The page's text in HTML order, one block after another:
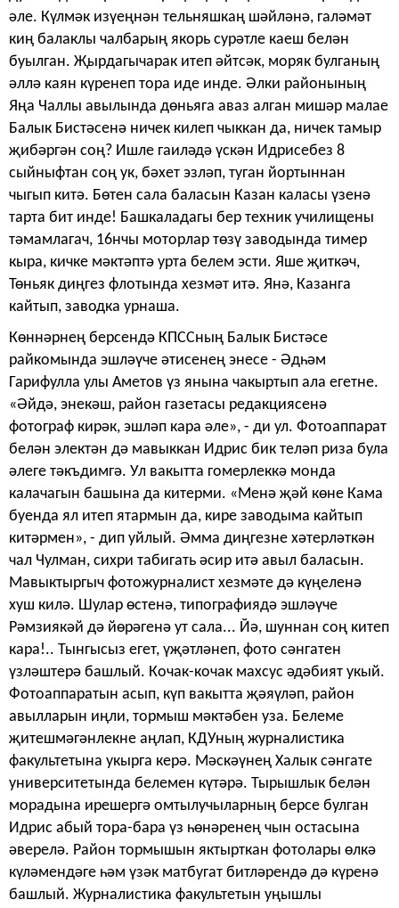
әле. Күлмәк изүеңнән тельняшкаң шәйләнә, галәмәт
киң балаклы чалбарың якорь сурәтле каеш белән
буылган. Җырдагычарак итеп әйтсәк, моряк булганың
әллә каян күренеп тора иде инде. Әлки районының
Яңа Чаллы авылында дөньяга аваз алган мишәр малае
Балык Бистәсенә ничек килеп чыккан да, ничек тамыр
җибәргән соң? Ишле гаиләдә үскән Идрисебез 8
сыйныфтан соң ук, бәхет эзләп, туган йортыннан
чыгып китә. Бөтен сала баласын Казан каласы үзенә
тарта бит инде! Башкаладагы бер техник училище­ны
тәмамлагач, 16нчы моторлар төзү заводында тимер
кыра, кич­ке мәктәптә урта белем эсти. Яше җиткәч,
Төньяк диңгез флотында хезмәт итә. Янә, Казанга
кайтып, заводка урнаша.
Көннәрнең берсендә КПССның Балык Бистәсе
райкомында эшләүче әтисенең энесе - Әдһәм
Гарифулла улы Аметов үз янына чакыртып ала егетне.
«Әйдә, энекәш, район газетасы редакциясенә
фотограф кирәк, эшләп кара әле», - ди ул. Фотоаппарат
белән электән дә мавыккан Идрис бик теләп риза була
әлеге тәкъдимгә. Ул вакытта гомерлеккә монда
калачагын башына да китерми. «Менә җәй көне Кама
буенда ял итеп ятармын да, кире заводыма кайтып
китәрмен», - дип уйлый. Әмма диңгезне хәтерләткән
чал Чулман, сихри табигать әсир итә авыл баласын.
Мавыктыргыч фотожурна­лист хезмәте дә күңеленә
хуш килә. Шулар өстенә, типографиядә эшләүче
Рәмзиякәй дә йөрәгенә ут сала... Йә, шуннан соң китеп
кара!.. Тынгысыз егет, үҗәтләнеп, фото сәнгатен
үзләштерә башлый. Кочак-кочак махсус әдәбият укый.
Фотоаппаратын асып, күп вакыт­та җәяүләп, район
авылларын иңли, тормыш мәктәбен уза. Белеме
җитешмәгәнлекне аңлап, КДУның журналистика
факультетына укырга керә. Мәскәүнең Халык сәнгате
университетында белемен күтәрә. Тырышлык белән
морадына ирешергә омтылучыларның берсе булган
Идрис абый тора-бара үз һөнәренең чын остасына
әверелә. Район тормышын яктырткан фотолары өлкә
күләмендәге һәм үзәк матбугат битләрендә дә күренә
башлый. Журналистика факультетын уңышлы